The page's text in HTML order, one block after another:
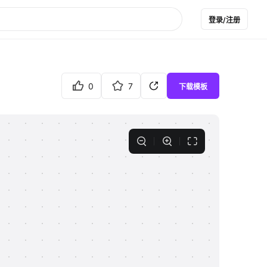
登录/注册
0 7 下载模板